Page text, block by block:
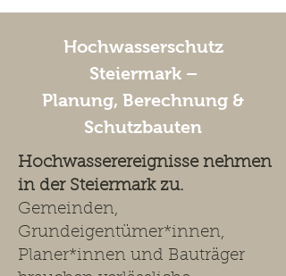
Hochwasserschutz
Steiermark –
Planung, Berechnung &
Schutzbauten
Hochwasserereignisse nehmen
in der Steiermark zu.
Gemeinden,
Grundeigentümer*innen,
Planer*innen und Bauträger